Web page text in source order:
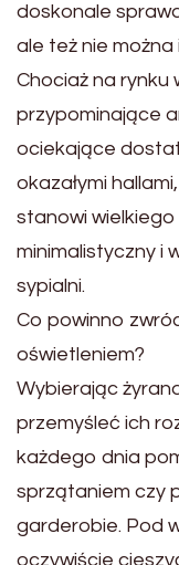
doskonale
ale też nie
Chociaż na rynku
przypominające
ociekające
okazałymi
stanowi wielkiego
minimalistyczny i
sypialni.
Co powinno
oświetleniem?
Wybierając
przemyśleć ich
każdego dnia
sprzątaniem czy
garderobie. Pod
oczywiście